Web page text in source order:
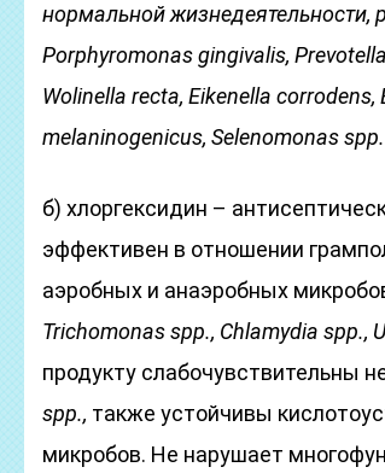
нормальной жизнедеятельности,
Porphyromonasgingivalis, Prevotella
Wolinella recta, Eikenella corrodens,
melaninogenicus, Selenomonasspp.
б) хлоргексидин –
эффективен в отношении
аэробных и анаэробных
Trichomonasspp., Chlamydia spp.,
продукту слабочувствительны
spp., также устойчивы
микробов. Не нарушает